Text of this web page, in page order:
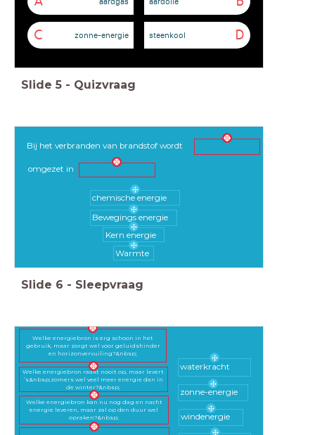
C zonne-energie D
steenkool
Slide 5 - Quizvraag
Bij het verbranden van brandstof wordt
omgezet in
chemische energie
Bewegings energie
Kern energie
Warmte
Slide 6 - Sleepvraag
Welke energiebron is erg schoon in het
gebruik, maar zorgt wel voor geluidshinder
en horizonvervuiling?&nbsp;
Welke energiebron raakt nooit op, maar levert
’s&nbsp;zomers wel veel meer energie dan in
de winter?&nbsp;
Welke energiebron kan nu nog dag en nacht
energie leveren, maar zal op den duur wel
opraken?&nbsp;
windenergie
zonne-energie
waterkracht